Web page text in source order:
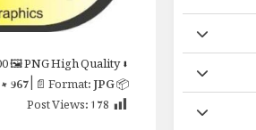
⬇ Original
🖼 PNGHigh Quality
📦 Size:
967| 📄 Format:JPG
Post Views:178